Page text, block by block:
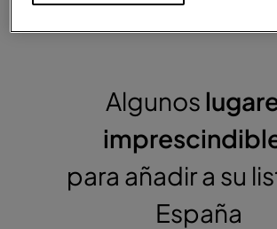
Algunos
para añadir a su
España